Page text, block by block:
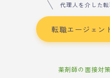
代理人を介した
転職エージェン
薬剤師の面接対